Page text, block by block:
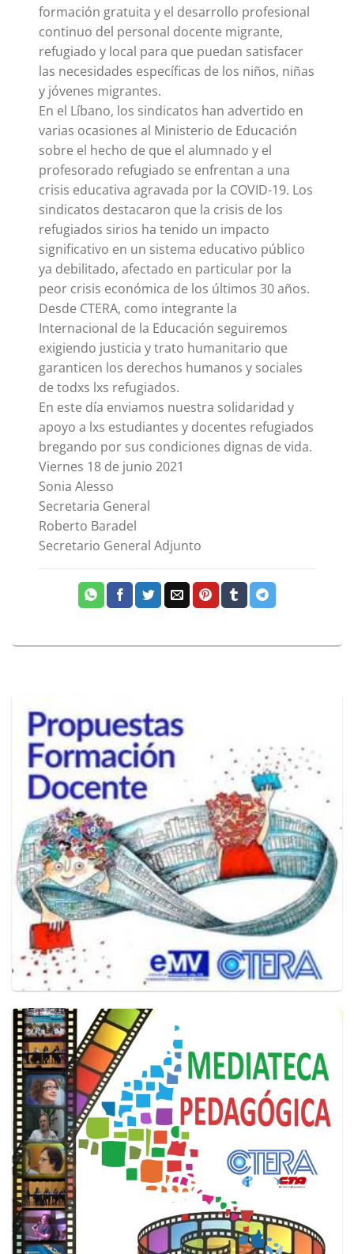
formación gratuita y el desarrollo profesional
continuo del personal docente migrante,
refugiado y local para que puedan satisfacer
las necesidades específicas de los niños, niñas
y jóvenes migrantes.
En el Líbano, los sindicatos han advertido en
varias ocasiones al Ministerio de Educación
sobre el hecho de que el alumnado y el
profesorado refugiado se enfrentan a una
crisis educativa agravada por la COVID-19. Los
sindicatos destacaron que la crisis de los
refugiados sirios ha tenido un impacto
significativo en un sistema educativo público
ya debilitado, afectado en particular por la
peor crisis económica de los últimos 30 años.
Desde CTERA, como integrante la
Internacional de la Educación seguiremos
exigiendo justicia y trato humanitario que
garanticen los derechos humanos y sociales
de todxs lxs refugiados.
En este día enviamos nuestra solidaridad y
apoyo a lxs estudiantes y docentes refugiados
bregando por sus condiciones dignas de vida.
Viernes 18 de junio 2021
Sonia Alesso
Secretaria General
Roberto Baradel
Secretario General Adjunto